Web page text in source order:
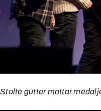
Stolte gutter mottar